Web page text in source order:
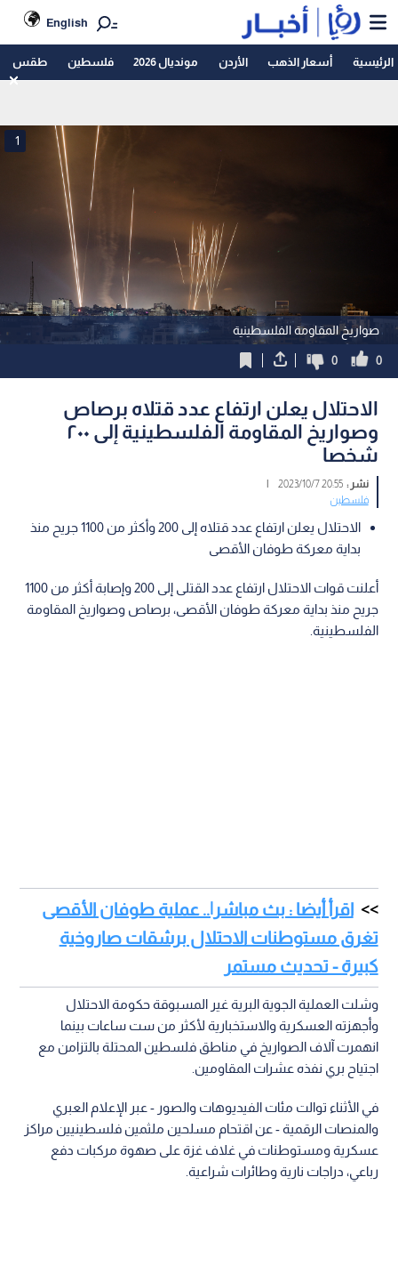
English
الرئيسية أسعار الذهب الأردن مونديال 2026 فلسطين طقس
صواريخ المقاومة الفلسطينية
1
0
0
الاحتلال يعلن ارتفاع عدد قتلاه برصاص
وصواريخ المقاومة الفلسطينية إلى ٢٠٠
شخصا
نشر :20:55 2023/10/7
|
فلسطين
الاحتلال يعلن ارتفاع عدد قتلاه إلى 200 وأكثر من 1100 جريح منذ
بداية معركة طوفان الأقصى
أعلنت قوات الاحتلال ارتفاع عدد القتلى إلى 200 وإصابة أكثر من 1100
جريح منذ بداية معركة طوفان الأقصى، برصاص وصواريخ المقاومة
الفلسطينية.
اقرأ أيضا : بث مباشر|.. عملية طوفان الأقصى
تغرق مستوطنات الاحتلال برشقات صاروخية
كبيرة - تحديث مستمر
وشلت العملية الجوية البرية غير المسبوقة حكومة الاحتلال
وأجهزته العسكرية والاستخبارية لأكثر من ست ساعات بينما
انهمرت آلاف الصواريخ في مناطق فلسطين المحتلة بالتزامن مع
اجتياح بري نفذه عشرات المقاومين.
في الأثناء توالت مئات الفيديوهات والصور - عبر الإعلام العبري
والمنصات الرقمية - عن اقتحام مسلحين ملثمين فلسطينيين مراكز
عسكرية ومستوطنات في غلاف غزة على صهوة مركبات دفع
رباعي، دراجات نارية وطائرات شراعية.